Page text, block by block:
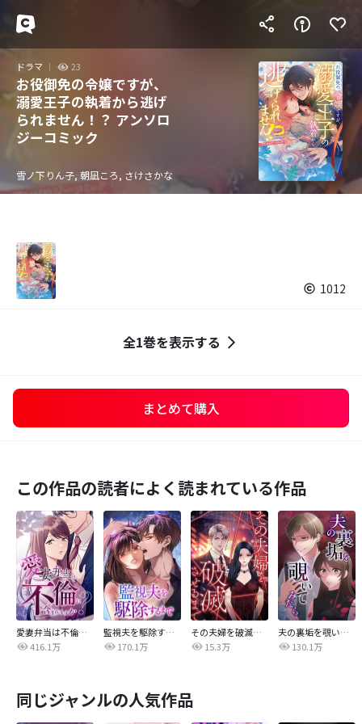
ドラマ 23
お役御免の令嬢ですが、
溺愛王子の執着から逃げ
られません！？ アンソロ
ジーコミック
雪ノ下りん子, 朝凪ころ, さけさかな
1012
全1巻を表示する
まとめて購入
この作品の読者によく読まれている作品
愛妻弁当は不倫に含まれますか？
416.1万
監視夫を駆除するまで
170.1万
その夫婦を破滅させるまで
15.3万
夫の裏垢を覗いてみたら
130.1万
同じジャンルの人気作品